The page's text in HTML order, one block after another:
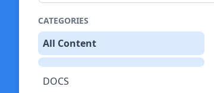
CATEGORIES
All Content
DOCS